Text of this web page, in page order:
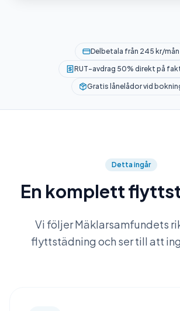
Delbetala från 245 kr/mån
RUT-avdrag 50% direkt på
Gratis lånelådor vid
Detta ingår
En komplett
Vi följer Mäklarsamfundets
flyttstädning och ser till att